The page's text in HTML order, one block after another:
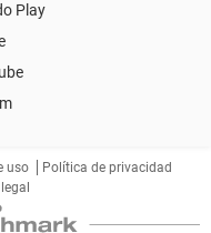
Play
uso
Política de privacidad